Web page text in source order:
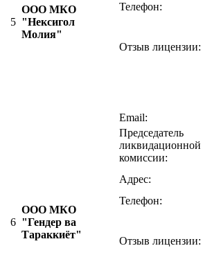
5
ООО МКО
"Нексигол
Молия"
Телефон:
Отзыв лицензии:
Email:
6
ООО МКО
"Гендер ва
Тараккиёт"
Председатель
ликвидационной
комиссии:
Адрес:
Телефон:
Отзыв лицензии: